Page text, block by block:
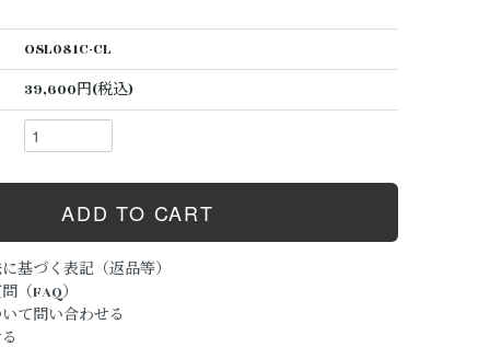
OSL081C-CL
39,600円(税込)
基づく表記（返品等）
（FAQ）
て問い合わせる